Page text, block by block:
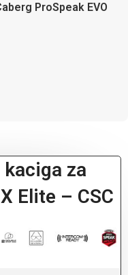
ProSpeak EVO
za
Elite – CSC